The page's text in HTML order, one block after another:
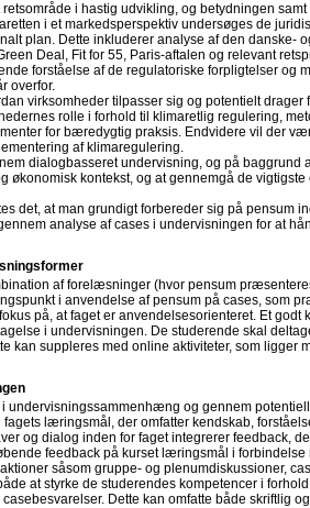
retsområde i hastig udvikling, og betydningen
i et markedsperspektiv undersøges de
plan. Dette inkluderer analyse af den danske-
Deal, Fit for 55, Paris-aftalen og relevant
forståelse af de regulatoriske forpligtelser og
overfor.
virksomheder tilpasser sig og potentielt
rolle i forhold til klimaretlig regulering,
for bæredygtig praksis. Endvidere vil der
af klimaregulering.
dialogbasseret undervisning, og på baggrund
økonomisk kontekst, og at gennemgå de
det, at man grundigt forbereder sig på pensum
analyse af cases i undervisningen for at
af forelæsninger (hvor pensum
i anvendelse af pensum på cases, som
på, at faget er anvendelsesorienteret. Et godt
i undervisningen. De studerende skal
kan suppleres med online aktiviteter, som ligger
undervisningssammenhæng og gennem
læringsmål, der omfatter kendskab,
og dialog inden for faget integrerer feedback,
feedback på kurset læringsmål i
såsom gruppe- og plenumdiskussioner,
at styrke de studerendes kompetencer i
Dette kan omfatte både skriftlig